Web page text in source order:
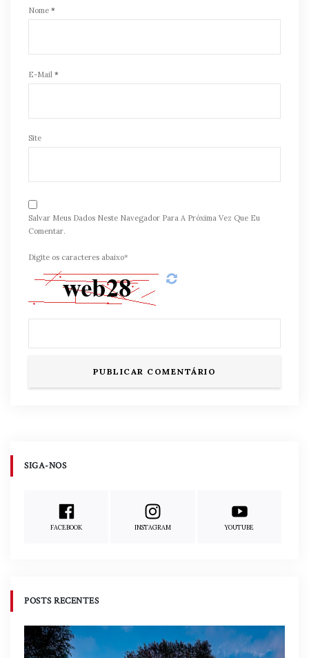
Nome *
E-Mail *
Site
Salvar Meus Dados Neste Navegador Para A Próxima Vez Que Eu
Comentar.
Digite os caracteres abaixo*
SIGA-NOS
FACEBOOK INSTAGRAM YOUTUBE
POSTS RECENTES